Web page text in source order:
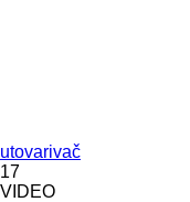
utovarivač
17
VIDEO